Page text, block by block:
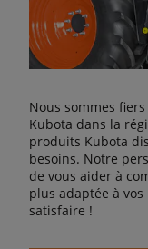
Nous sommes
Kubota dans la
produits Kubota
besoins. Notre
de vous aider à
plus adaptée à
satisfaire !